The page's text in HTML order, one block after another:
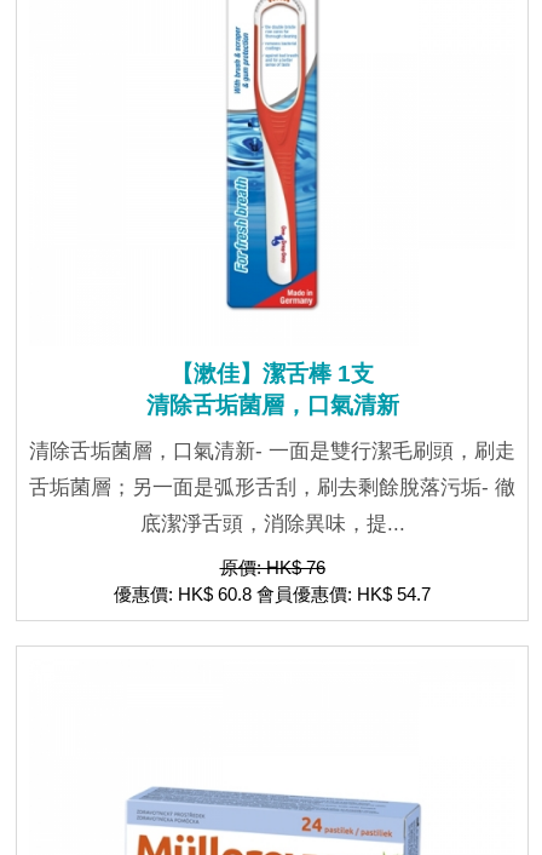
【漱佳】潔舌棒 1支
清除舌垢菌層，口氣清新
清除舌垢菌層，口氣清新- 一面是雙行潔毛刷頭，刷走
舌垢菌層；另一面是弧形舌刮，刷去剩餘脫落污垢- 徹
底潔淨舌頭，消除異味，提...
原價: HK$ 76
優惠價: HK$ 60.8 會員優惠價: HK$ 54.7